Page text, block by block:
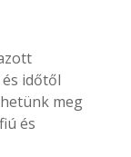
időtől
meg
és